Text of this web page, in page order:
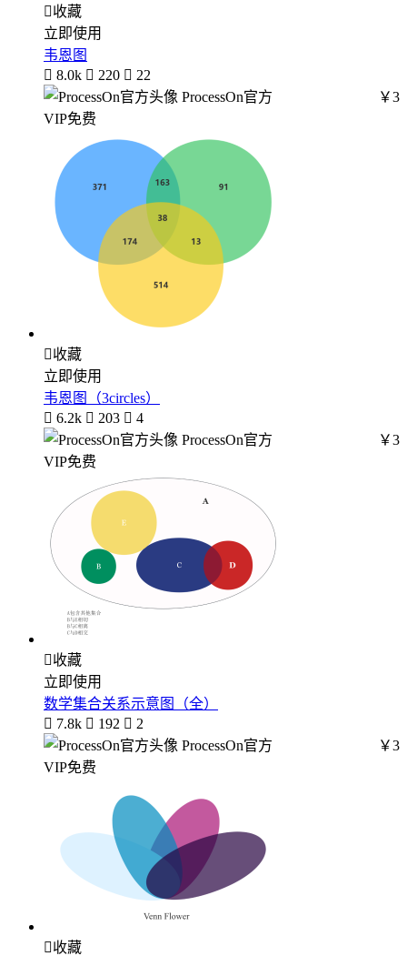
收藏
立即使用
韦恩图
 8.0k  220  22
ProcessOn官方
￥3
VIP免费
收藏
立即使用
韦恩图（3circles）
 6.2k  203  4
ProcessOn官方
￥3
VIP免费
收藏
立即使用
数学集合关系示意图（全）
 7.8k  192  2
ProcessOn官方
￥3
VIP免费
收藏